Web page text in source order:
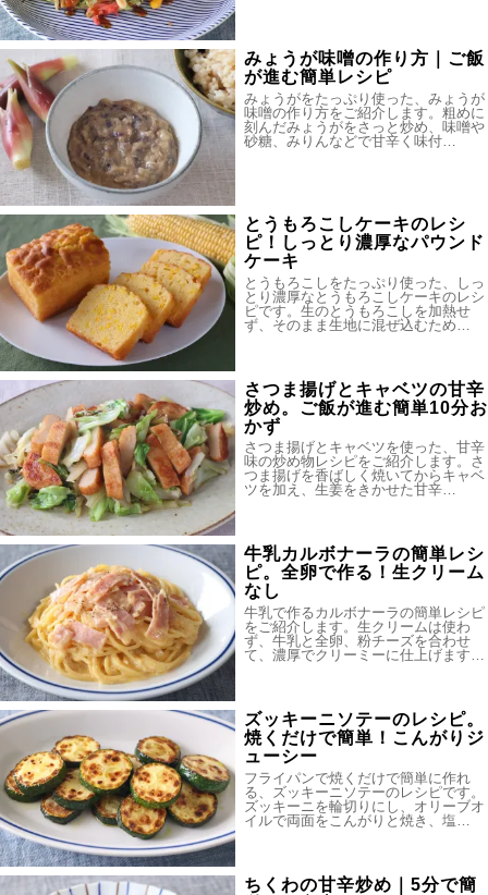
みょうが味噌の作り方｜ご飯
が進む簡単レシピ
みょうがをたっぷり使った、みょうが
味噌の作り方をご紹介します。粗めに
刻んだみょうがをさっと炒め、味噌や
砂糖、みりんなどで甘辛く味付…
とうもろこしケーキのレシ
ピ！しっとり濃厚なパウンド
ケーキ
とうもろこしをたっぷり使った、しっ
とり濃厚なとうもろこしケーキのレシ
ピです。生のとうもろこしを加熱せ
ず、そのまま生地に混ぜ込むため…
さつま揚げとキャベツの甘辛
炒め。ご飯が進む簡単10分お
かず
さつま揚げとキャベツを使った、甘辛
味の炒め物レシピをご紹介します。さ
つま揚げを香ばしく焼いてからキャベ
ツを加え、生姜をきかせた甘辛…
牛乳カルボナーラの簡単レシ
ピ。全卵で作る！生クリーム
なし
牛乳で作るカルボナーラの簡単レシピ
をご紹介します。生クリームは使わ
ず、牛乳と全卵、粉チーズを合わせ
て、濃厚でクリーミーに仕上げます…
ズッキーニソテーのレシピ。
焼くだけで簡単！こんがりジ
ューシー
フライパンで焼くだけで簡単に作れ
る、ズッキーニソテーのレシピです。
ズッキーニを輪切りにし、オリーブオ
イルで両面をこんがりと焼き、塩…
ちくわの甘辛炒め｜5分で簡